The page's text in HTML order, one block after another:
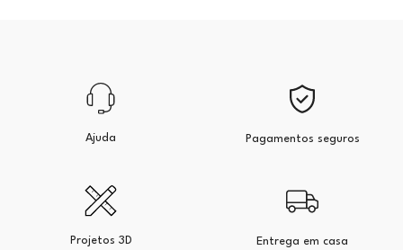
Ajuda Pagamentos seguros
Projetos 3D Entrega em casa